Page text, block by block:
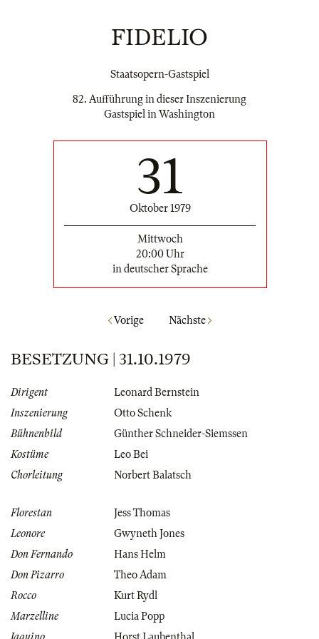
FIDELIO
Staatsopern-Gastspiel
82. Aufführung in dieser Inszenierung
Gastspiel in Washington
31
Oktober 1979
Mittwoch
20:00 Uhr
in deutscher Sprache
Vorige Nächste
BESETZUNG | 31.10.1979
Dirigent
Leonard Bernstein
Inszenierung
Otto Schenk
Bühnenbild
Günther Schneider-Siemssen
Kostüme
Leo Bei
Chorleitung
Norbert Balatsch
Florestan
Jess Thomas
Leonore
Gwyneth Jones
Don Fernando
Hans Helm
Don Pizarro
Theo Adam
Rocco
Kurt Rydl
Marzelline
Lucia Popp
Jaquino
Horst Laubenthal